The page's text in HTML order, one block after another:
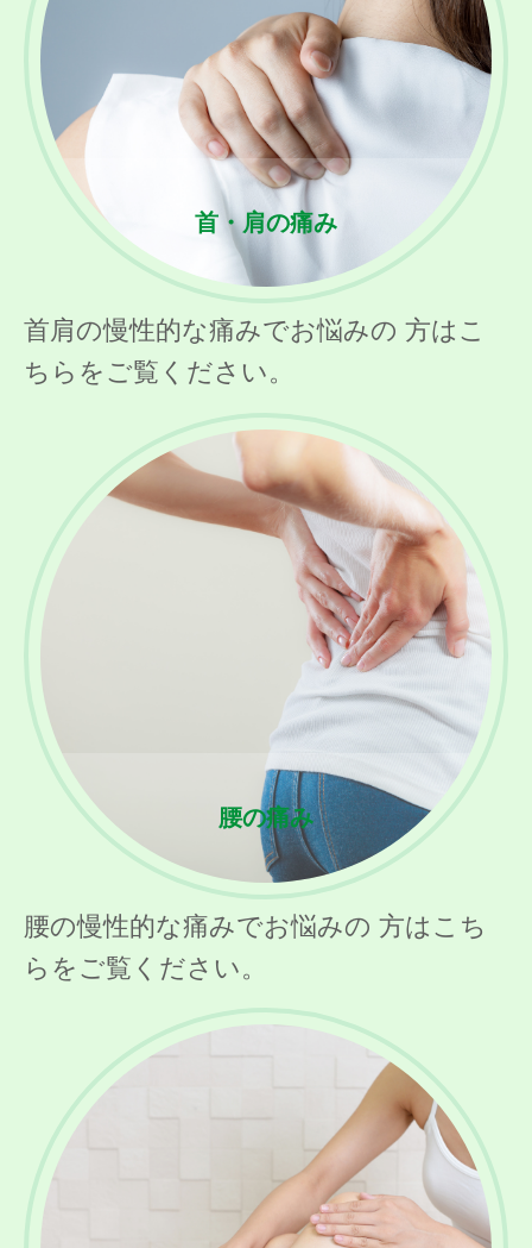
首・肩の痛み
首肩の慢性的な痛みでお悩みの 方はこ
ちらをご覧ください。
腰の痛み
腰の慢性的な痛みでお悩みの 方はこち
らをご覧ください。